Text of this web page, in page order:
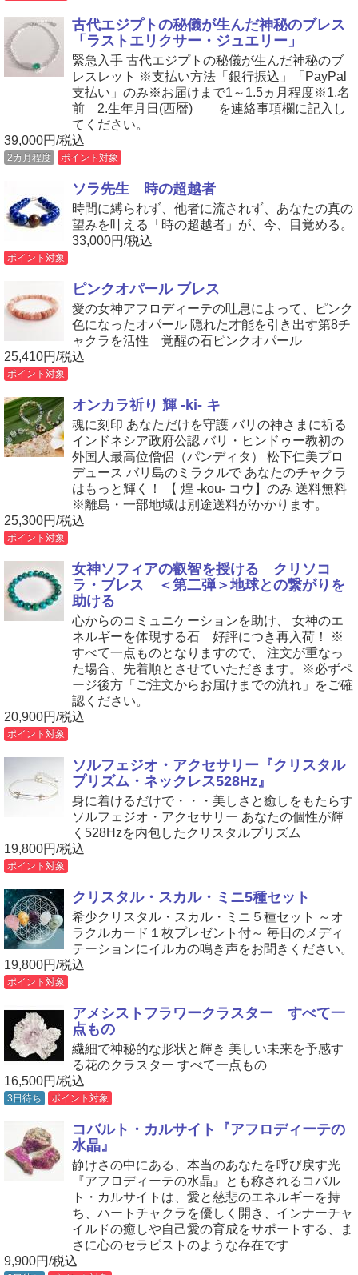
古代エジプトの秘儀が生んだ神秘のブレス
「ラストエリクサー・ジュエリー」
緊急入手 古代エジプトの秘儀が生んだ神秘のブ
レスレット ※支払い方法「銀行振込」「PayPal
支払い」のみ※お届けまで1～1.5ヵ月程度※1.名
前 2.生年月日(西暦) を連絡事項欄に記入し
てください。
39,000円/税込
2カ月程度 ポイント対象
ソラ先生 時の超越者
時間に縛られず、他者に流されず、あなたの真の
望みを叶える「時の超越者」が、今、目覚める。
33,000円/税込
ポイント対象
ピンクオパール ブレス
愛の女神アフロディーテの吐息によって、ピンク
色になったオパール 隠れた才能を引き出す第8チ
ャクラを活性 覚醒の石ピンクオパール
25,410円/税込
ポイント対象
オンカラ祈り 輝 -ki- キ
魂に刻印 あなただけを守護 バリの神さまに祈る
インドネシア政府公認 バリ・ヒンドゥー教初の
外国人最高位僧侶（パンディタ） 松下仁美プロ
デュース バリ島のミラクルで あなたのチャクラ
はもっと輝く！ 【 煌 -kou- コウ】のみ 送料無料
※離島・一部地域は別途送料がかかります。
25,300円/税込
ポイント対象
女神ソフィアの叡智を授ける クリソコ
ラ・ブレス ＜第二弾＞地球との繋がりを
助ける
心からのコミュニケーションを助け、 女神のエ
ネルギーを体現する石 好評につき再入荷！ ※
すべて一点ものとなりますので、 注文が重なっ
た場合、先着順とさせていただきます。※必ずペ
ージ後方「ご注文からお届けまでの流れ」をご確
認ください。
20,900円/税込
ポイント対象
ソルフェジオ・アクセサリー『クリスタル
プリズム・ネックレス528Hz』
身に着けるだけで・・・美しさと癒しをもたらす
ソルフェジオ・アクセサリー あなたの個性が輝
く528Hzを内包したクリスタルプリズム
19,800円/税込
ポイント対象
クリスタル・スカル・ミニ5種セット
希少クリスタル・スカル・ミニ５種セット ～オ
ラクルカード１枚プレゼント付～ 毎日のメディ
テーションにイルカの鳴き声をお聞きください。
19,800円/税込
ポイント対象
アメシストフラワークラスター すべて一
点もの
繊細で神秘的な形状と輝き 美しい未来を予感す
る花のクラスター すべて一点もの
16,500円/税込
3日待ち ポイント対象
コバルト・カルサイト『アフロディーテの
水晶』
静けさの中にある、本当のあなたを呼び戻す光
『アフロディーテの水晶』とも称されるコバル
ト・カルサイトは、愛と慈悲のエネルギーを持
ち、ハートチャクラを優しく開き、インナーチャ
イルドの癒しや自己愛の育成をサポートする、ま
さに心のセラピストのような存在です
9,900円/税込